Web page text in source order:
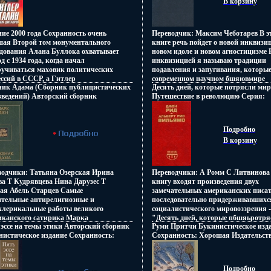
2000 года Сохранность очень
Второй том монументального
Алана Буллока охватывает
с 1934 года, когда начал
маховик политических
в СССР, а Гитлер
все силы на укрепление
и военной мощи
по 1953 год, когда ушел
последний из двух величайших
двадцатого столетия Автор Алан
Alan Bullock.
Адама (Сборник публицистических
Авторский сборник
издание Сохранность:
Издательство: Политиздат
1985 г Твердый переплет, 312 стр
Татьяна Озерская Ирина
Т Кудрявцева Нина Дарузес Т
Абель Старцев Самые
антирелигиозные и
работы великого
сатирика Марка
(1835-1910) стали
читателям лишь в начале 60-
XX века Библейские предания,
догматы, религиозная
черные деяния духовенства
на темы этики Авторский сборник
издание Сохранность:
хорошая Издательства: Симпозиум,
2000 г Твердый переплет, 160 стр
5-89091-125-2 Тираж: 5000 экз Формат:
Переводчик: Максим Чеботарев В
книге речь пойдет о новой
новом идоле и новом агностицизме
инквизицией я называю традиции
подавления и запугивания,
современном научном бшяювмире
становятся повсеместными Новым
идолом я называю догматичную
идеологию новой инквизиции Новым
агностицизмом я называю
агностицизм`, то есть способность
подходить агностически не только к
частной модели `Бога`, но и вообще
всем философским и
моделям Эта книга намеренно
полемична, поскольку я считаю,
модели, как и оружие, нужно
бою, который Ницше
называл `войной`, а Маркс —
единством противоположностей` Эта
книга намеренно скандальна,
я не хочу, чтобы высказанные в ней
мысли казались менее глубокими и
поразительными, чем они есть на
деле Если вам покажется, что
идеи данной книги противоречат
прежним взглядам, вы ошибаетесь Я
Десять дней, которые потрясли мир
Путешествие в революцию Серия:
Библиотека литературы США инфо
Подробно
В корзину
Переводчики: А Ромм С
книгу входят произведения двух
замечательных американских
последовательно
социалистического мировоззрения -
"Десять дней, которые
мир" Джона Рида и "Путешествие в
революцию" Альберта Риса
новаторские книги, объединяющие
художественное повествование с
публицистикой Переводы с
Руми Притчи Букинистическое
Сохранность: Хорошая
Художественная литература Москва,
Мягкая обложка, 88 стр Тираж:
Формат: 70x90/32 (~113х165 мм)
Подробно